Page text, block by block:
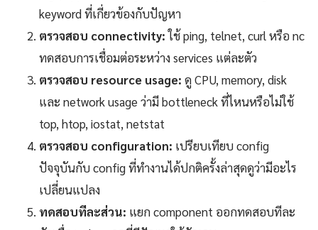
keyword ที่เกี่ยวข้องกับปัญหา
ตรวจสอบ connectivity:ใช้ ping, telnet, curl หรือ nc
ทดสอบการเชื่อมต่อระหว่าง services แต่ละตัว
ตรวจสอบ resource usage: ดู CPU, memory, disk
และ network usage ว่ามี bottleneck ที่ไหนหรือไม่ใช้
top, htop, iostat, netstat
ตรวจสอบ configuration: เปรียบเทียบ config
ปัจจุบันกับ config ที่ทำงานได้ปกติครั้งล่าสุดดูว่ามีอะไร
เปลี่ยนแปลง
ทดสอบทีละส่วน: แยก component ออกทดสอบทีละ